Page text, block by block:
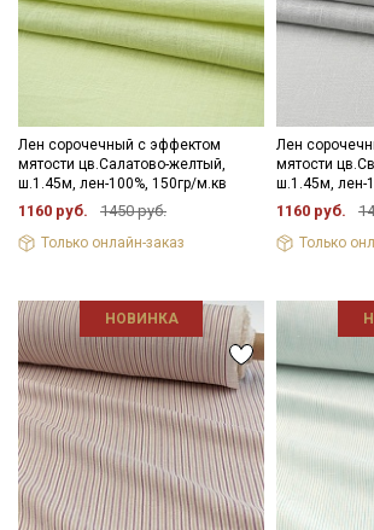
Лен сорочечный с эффектом
мятости цв.Салатово-желтый,
ш.1.45м, лен-100%, 150гр/м.кв
1160 руб. 1450 руб.
Только онлайн-заказ
Лен
мятости
ш.1.45м, лен-
1160 руб.
Только
НОВИНКА